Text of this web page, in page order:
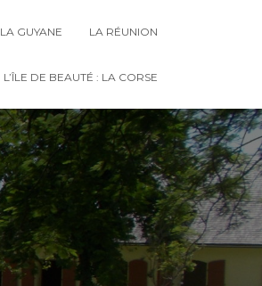
LA GUYANE LA RÉUNION
L’ÎLE DE BEAUTÉ : LA CORSE